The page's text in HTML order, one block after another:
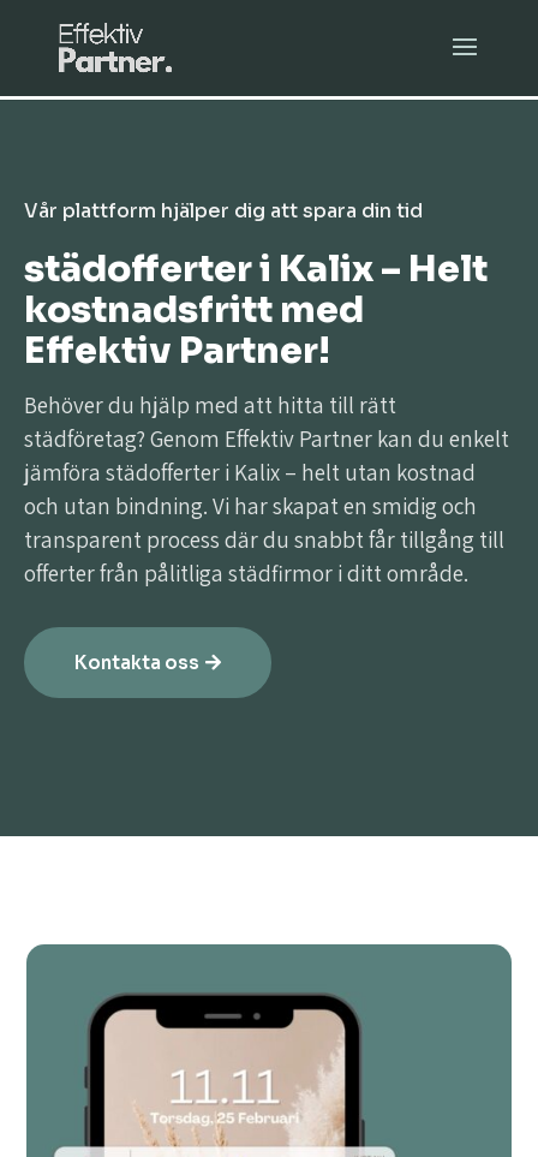
Vår plattform hjälper dig att spara din tid
städofferter i Kalix – Helt
kostnadsfritt med
Effektiv Partner!
Behöver du hjälp med att hitta till rätt
städföretag? Genom Effektiv Partner kan du enkelt
jämföra städofferter i Kalix – helt utan kostnad
och utan bindning. Vi har skapat en smidig och
transparent process där du snabbt får tillgång till
offerter från pålitliga städfirmor i ditt område.
Kontakta oss